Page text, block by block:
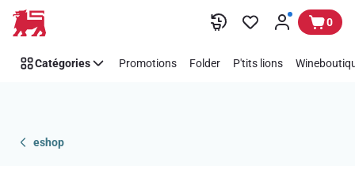
Passer 0
Catégories Promotions Folder P'tits lions
eshop